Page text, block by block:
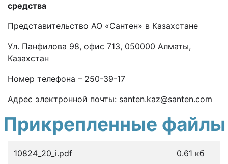
средства
Представительство АО «Cантен» в Казахстане
Ул. Панфилова 98, офис 713, 050000 Алматы,
Казахстан
Номер телефона – 250-39-17
Адрес электронной почты: santen.kaz@santen.com
Прикрепленные файлы
10824_20_i.pdf 0.61 кб